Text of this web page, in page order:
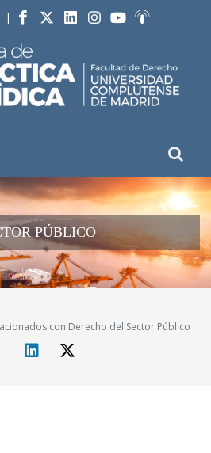
|
Facebook
PÚBLICO
con Derecho del Sector Público